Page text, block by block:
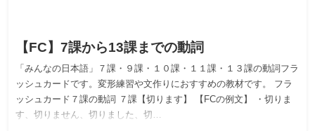
【FC】7課から13課までの動詞
「みんなの日本語」７課・９課・１０課・１１課・１３課の動詞フラ
ッシュカードです。変形練習や文作りにおすすめの教材です。 フラ
ッシュカード７課の動詞 ７課【切ります】 【FCの例文】 ・切りま
す、切りません、切りました、切…